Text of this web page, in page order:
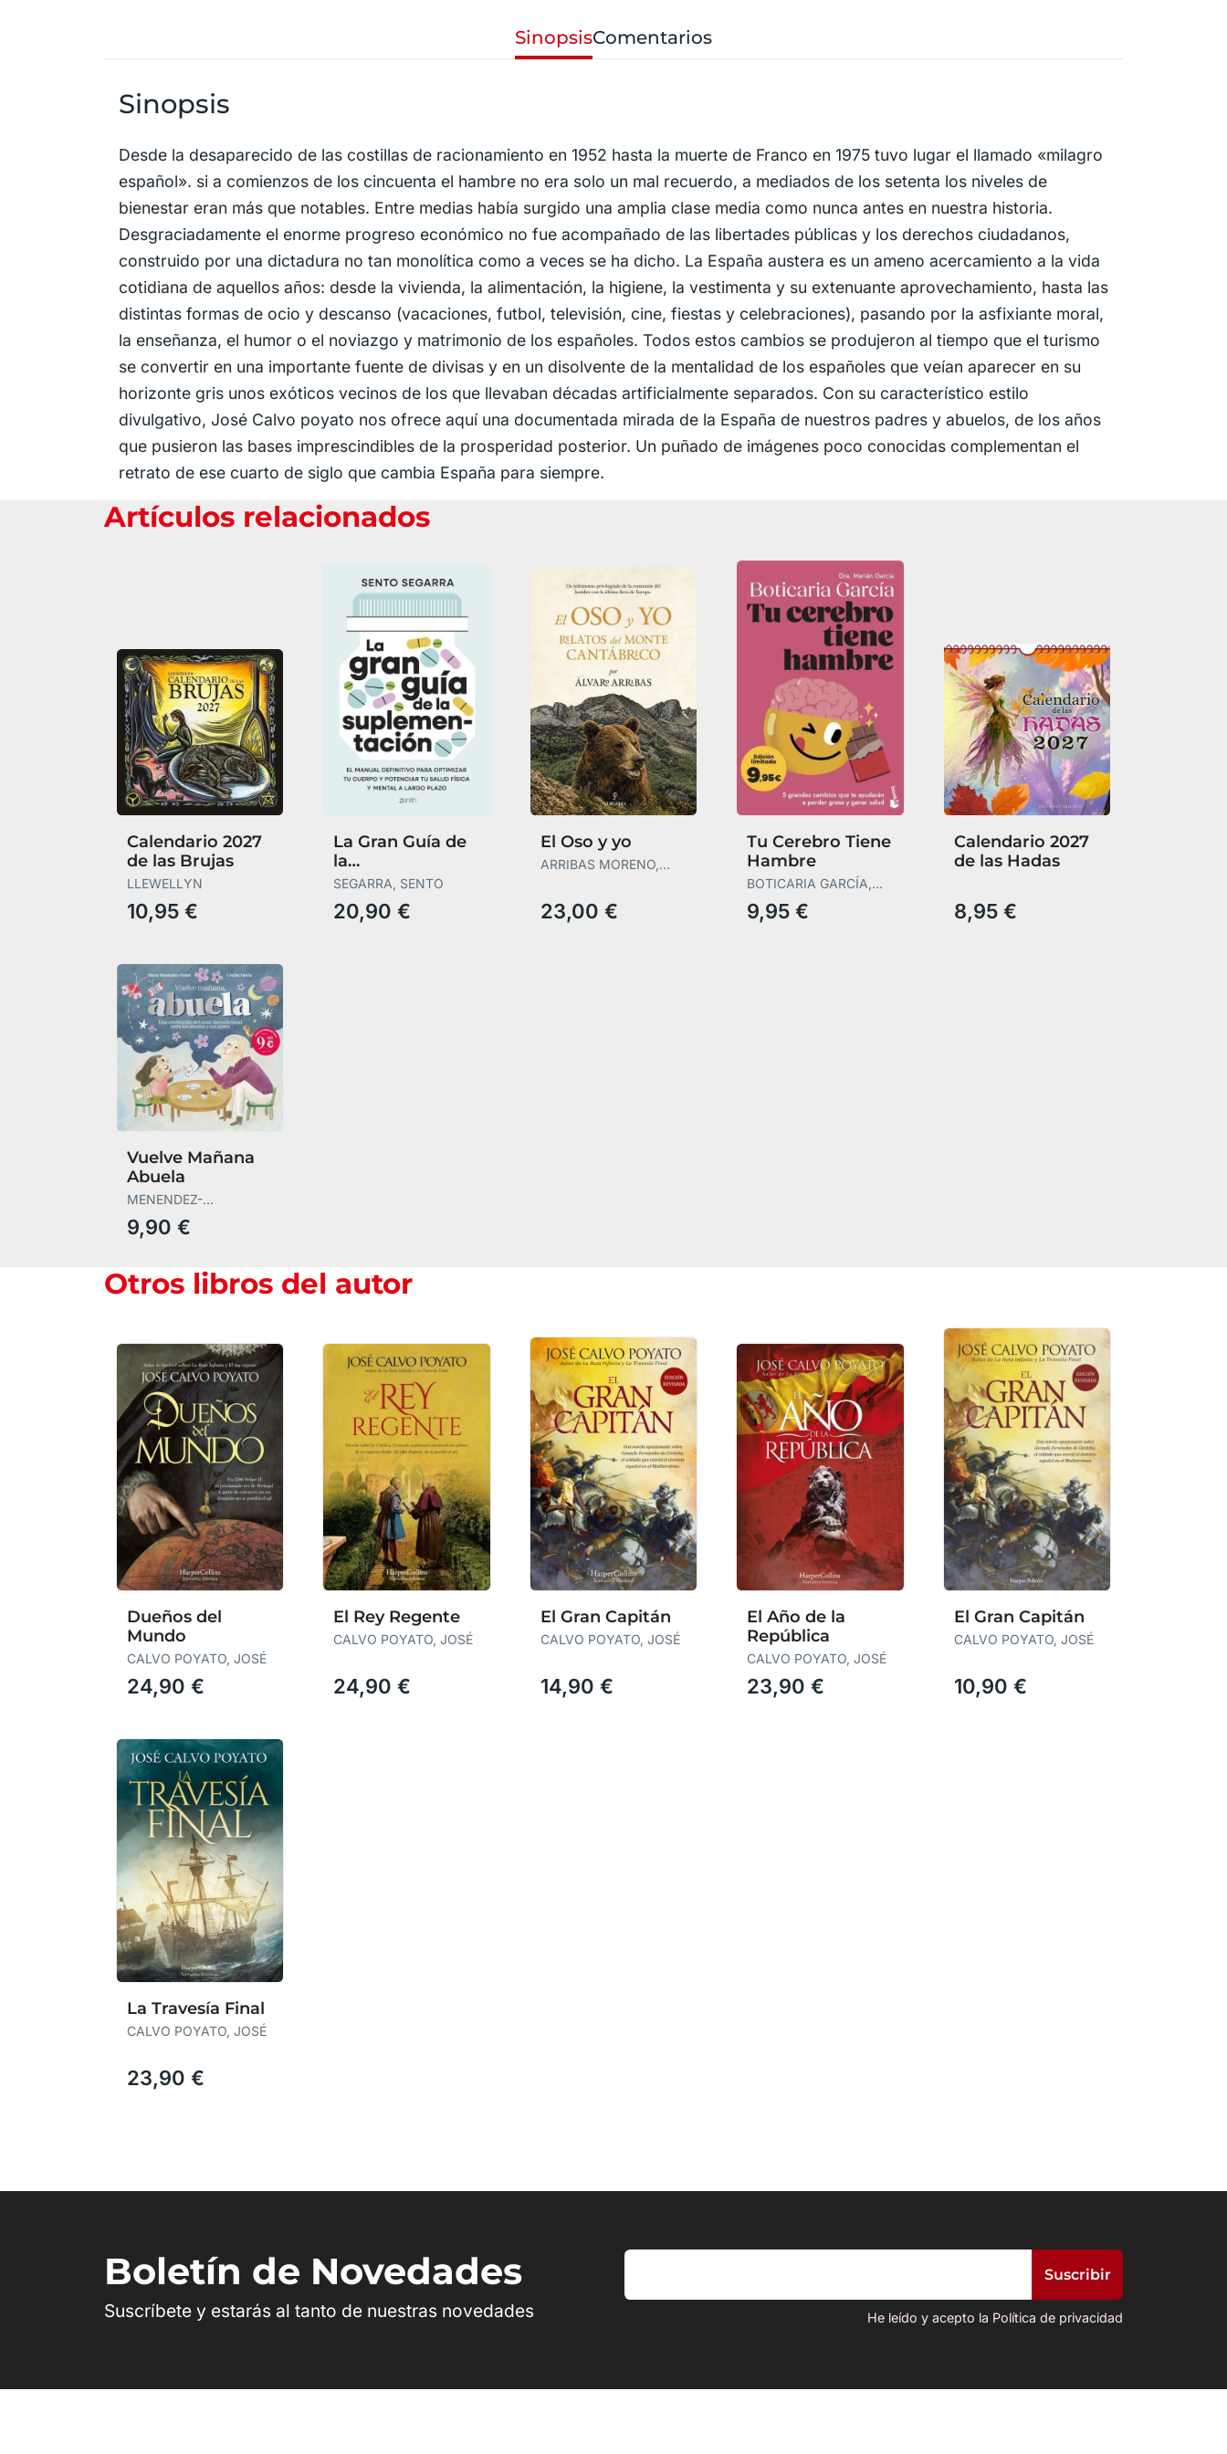
SinopsisComentarios
Sinopsis
Desde la desaparecido de las costillas de racionamiento en 1952 hasta la muerte de Franco en 1975 tuvo lugar el llamado «milagro
español». si a comienzos de los cincuenta el hambre no era solo un mal recuerdo, a mediados de los setenta los niveles de
bienestar eran más que notables. Entre medias había surgido una amplia clase media como nunca antes en nuestra historia.
Desgraciadamente el enorme progreso económico no fue acompañado de las libertades públicas y los derechos ciudadanos,
construido por una dictadura no tan monolítica como a veces se ha dicho. La España austera es un ameno acercamiento a la vida
cotidiana de aquellos años: desde la vivienda, la alimentación, la higiene, la vestimenta y su extenuante aprovechamiento, hasta las
distintas formas de ocio y descanso (vacaciones, futbol, televisión, cine, fiestas y celebraciones), pasando por la asfixiante moral,
la enseñanza, el humor o el noviazgo y matrimonio de los españoles. Todos estos cambios se produjeron al tiempo que el turismo
se convertir en una importante fuente de divisas y en un disolvente de la mentalidad de los españoles que veían aparecer en su
horizonte gris unos exóticos vecinos de los que llevaban décadas artificialmente separados. Con su característico estilo
divulgativo, José Calvo poyato nos ofrece aquí una documentada mirada de la España de nuestros padres y abuelos, de los años
que pusieron las bases imprescindibles de la prosperidad posterior. Un puñado de imágenes poco conocidas complementan el
retrato de ese cuarto de siglo que cambia España para siempre.
Artículos relacionados
Calendario 2027
de las Brujas
LLEWELLYN
10,95 €
La Gran Guía de
la
Suplementación
SEGARRA, SENTO
20,90 €
El Oso y yo
ARRIBAS MORENO,
23,00 €
Tu Cerebro Tiene
Hambre
BOTICARIA GARCÍA,
BOTICARIA GARCÍA
9,95 €
Calendario 2027
de las Hadas
8,95 €
Vuelve Mañana
Abuela
MENENDEZ-
PONTE,MARIA
9,90 €
Otros libros del autor
Dueños del
Mundo
CALVO POYATO, JOSÉ
24,90 €
El Rey Regente
CALVO POYATO, JOSÉ
24,90 €
El Gran Capitán
CALVO POYATO, JOSÉ
14,90 €
El Año de la
República
CALVO POYATO, JOSÉ
23,90 €
El Gran Capitán
CALVO POYATO, JOSÉ
10,90 €
La Travesía Final
CALVO POYATO, JOSÉ
23,90 €
Boletín de Novedades
Suscríbete y estarás al tanto de nuestras novedades He leído y acepto la Política de privacidad